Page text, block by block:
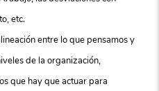
etc.
entre lo que pensamos y
de la organización,
que hay que actuar para